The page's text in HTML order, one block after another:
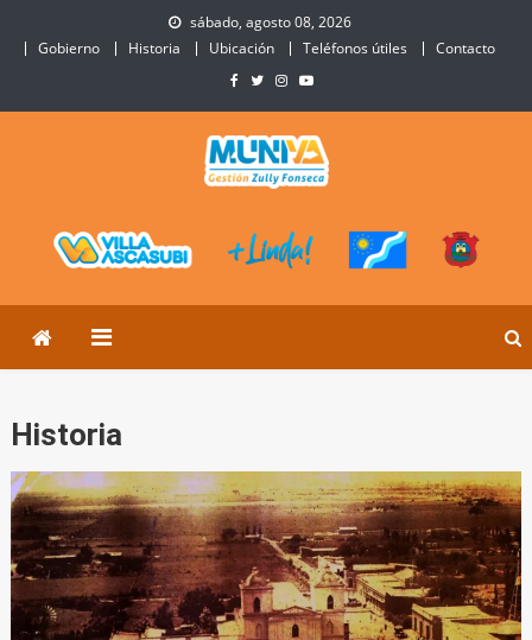
sábado, agosto 08, 2026
Gobierno
Historia Ubicación Teléfonos útiles Contacto
Ascasubi
Historia